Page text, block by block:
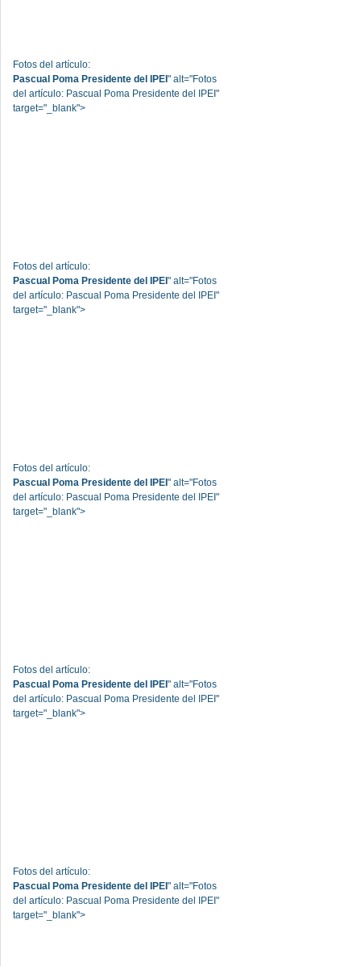
Fotos del artículo:
Pascual Poma Presidente del IPEI " alt="Fotos
del artículo: Pascual Poma Presidente del IPEI"
target="_blank">
Fotos del artículo:
Pascual Poma Presidente del IPEI " alt="Fotos
del artículo: Pascual Poma Presidente del IPEI"
target="_blank">
Fotos del artículo:
Pascual Poma Presidente del IPEI " alt="Fotos
del artículo: Pascual Poma Presidente del IPEI"
target="_blank">
Fotos del artículo:
Pascual Poma Presidente del IPEI " alt="Fotos
del artículo: Pascual Poma Presidente del IPEI"
target="_blank">
Fotos del artículo:
Pascual Poma Presidente del IPEI " alt="Fotos
del artículo: Pascual Poma Presidente del IPEI"
target="_blank">